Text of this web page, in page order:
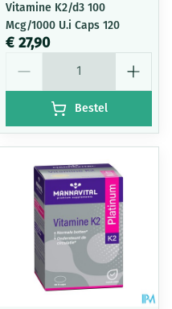
Vitamine K2/d3 100
Mcg/1000 U.i Caps 120
€ 27,90
Bestel